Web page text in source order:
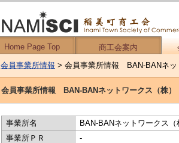
Home Page Top 商工会案内
会員事業所情報 > 会員事業所情報 BAN-BANネッ
会員事業所情報 BAN-BANネットワークス（株）
事業所名
BAN-BANネットワークス
事業所ＰＲ
-